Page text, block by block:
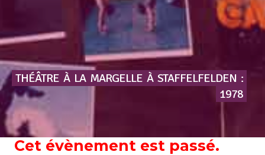
THÉÂTRE À LA MARGELLE À STAFFELFELDEN :
1978
Cet évènement est passé.